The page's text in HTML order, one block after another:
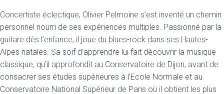
Concertiste éclectique, Olivier Pelmoine s’est inventé un chemin
personnel nourri de ses expériences multiples. Passionné par la
guitare dès l’enfance, il joue du blues-rock dans ses Hautes-
Alpes natales. Sa soif d’apprendre lui fait découvrir la musique
classique, qu’il approfondit au Conservatoire de Dijon, avant de
consacrer ses études supérieures à l’Ecole Normale et au
Conservatoire National Supérieur de Paris où il obtient les plus